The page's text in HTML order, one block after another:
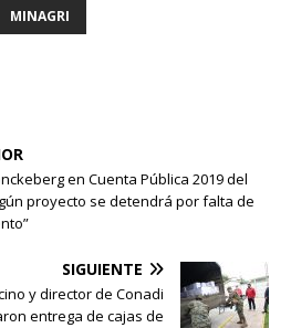
MINAGRI
en Cuenta Pública 2019 del
proyecto se detendrá por falta de
SIGUIENTE
y director de Conadi
entrega de cajas de